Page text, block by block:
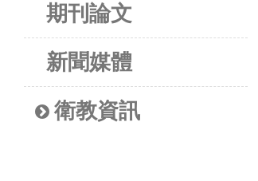
期刊論文
新聞媒體
衛教資訊